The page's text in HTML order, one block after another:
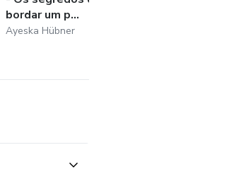
bordar um p...
Ayeska Hübner